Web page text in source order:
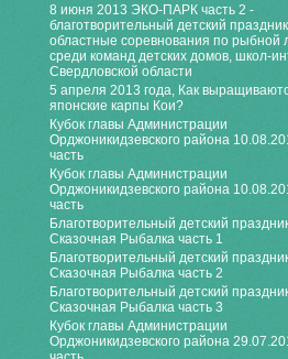
8 июня 2013 ЭКО-ПАРК часть 2 -
благотворительный детский
областные соревнования по рыбной
среди команд детских домов, школ-
Свердловской области
5 апреля 2013 года, Как
японские карпы Кои?
Кубок главы Администрации
Орджоникидзевского района
часть
Кубок главы Администрации
Орджоникидзевского района
часть
Благотворительный детский
Сказочная Рыбалка часть 1
Благотворительный детский
Сказочная Рыбалка часть 2
Благотворительный детский
Сказочная Рыбалка часть 3
Кубок главы Администрации
Орджоникидзевского района